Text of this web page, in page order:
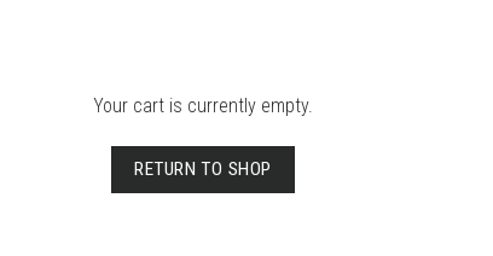
Your cart is currently empty.
RETURN TO SHOP